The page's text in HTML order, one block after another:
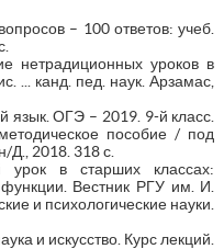
– 100 ответов: учеб.
нетрадиционных уроков в
... канд. пед. наук. Арзамас,
ОГЭ – 2019. 9-й класс.
пособие / под
Д., 2018. 318 с.
урок в старших классах:
Вестник РГУ им. И.
и психологические науки.
и искусство. Курс лекций.